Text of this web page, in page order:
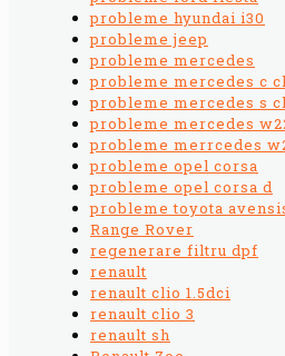
probleme hyundai i30
probleme jeep
probleme mercedes
probleme mercedes c
probleme mercedes s
probleme mercedes
probleme merrcedes
probleme opel corsa
probleme opel corsa d
probleme toyota
Range Rover
regenerare filtru dpf
renault
renault clio 1.5dci
renault clio 3
renault sh